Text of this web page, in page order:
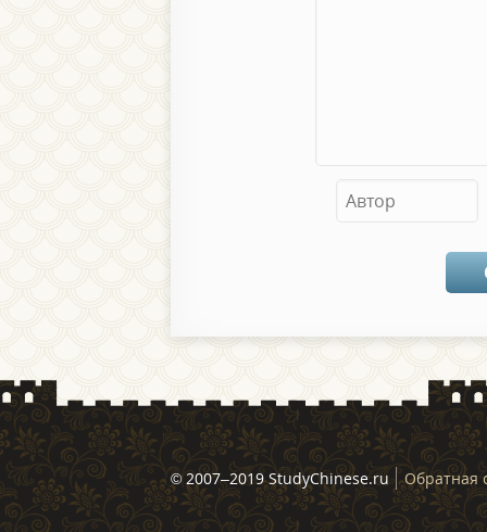
© 2007–2019 StudyChinese.ru Обратная